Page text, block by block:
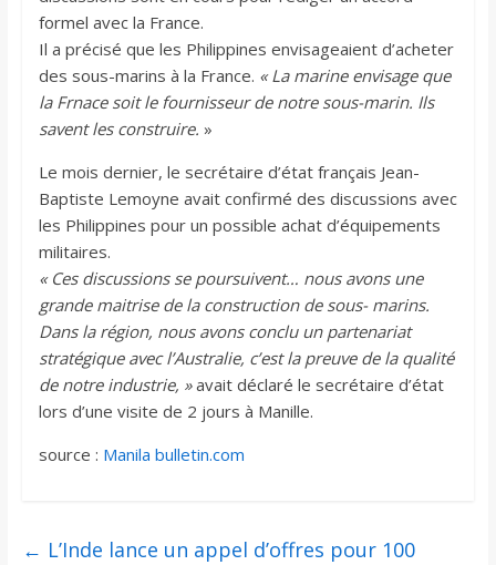
formel avec la France.
Il a précisé que les Philippines envisageaient d’acheter
des sous-marins à la France. « La marine envisage que
la Frnace soit le fournisseur de notre sous-marin. Ils
savent les construire. »
Le mois dernier, le secrétaire d’état français Jean-
Baptiste Lemoyne avait confirmé des discussions avec
les Philippines pour un possible achat d’équipements
militaires.
« Ces discussions se poursuivent… nous avons une
grande maitrise de la construction de sous- marins.
Dans la région, nous avons conclu un partenariat
stratégique avec l’Australie, c’est la preuve de la qualité
de notre industrie, »avait déclaré le secrétaire d’état
lors d’une visite de 2 jours à Manille.
source : Manila bulletin.com
← L’Inde lance un appel d’offres pour 100